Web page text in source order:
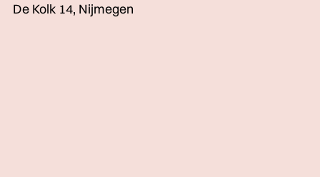
De Kolk 14, Nijmegen